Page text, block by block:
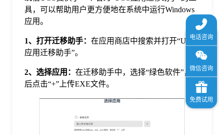
具，可以帮助用户更方便地在系统中运行Windows
应用。
1、 打开迁移助手： 在应用商店中搜索并打开“UOS
应用迁移助手”。
2、 选择应用： 在迁移助手中，选择“绿色软件”，然
后点击“+”上传EXE文件。